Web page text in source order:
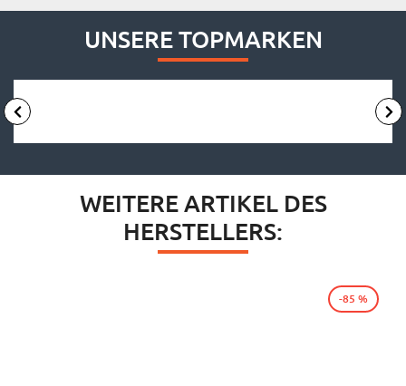
UNSERE TOPMARKEN
WEITERE ARTIKEL DES
HERSTELLERS:
-85 %